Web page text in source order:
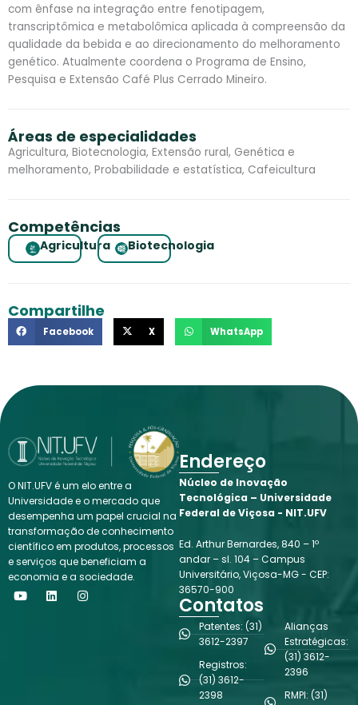
com ênfase na integração entre fenotipagem,
transcriptômica e metabolômica aplicada à compreensão da
qualidade da bebida e ao direcionamento do melhoramento
genético. Atualmente coordena o Programa de Ensino,
Pesquisa e Extensão Café Plus Cerrado Mineiro.
Áreas de especialidades
Agricultura, Biotecnologia, Extensão rural, Genética e
melhoramento, Probabilidade e estatística, Cafeicultura
Competências
Agricultura Biotecnologia
Compartilhe
Facebook X WhatsApp
O NIT.UFV é um elo entre a
Universidade e o mercado que
desempenha um papel crucial na
transformação de conhecimento
científico em produtos, processos
e serviços que beneficiam a
economia e a sociedade.
Y
o
L
i
I
n
Endereço
Núcleo de Inovação
Tecnológica – Universidade
Federal de Viçosa - NIT.UFV
Ed. Arthur Bernardes, 840 – 1º
andar – sl. 104 – Campus
Universitário, Viçosa-MG - CEP:
36570-900
Contatos
Patentes: (31)
3612-2397
Registros:
(31) 3612-
2398
Alianças
Estratégicas:
(31) 3612-
2396
RMPI: (31)